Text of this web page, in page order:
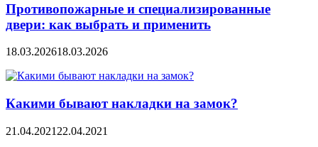
Противопожарные и специализированные
двери: как выбрать и применить
18.03.202618.03.2026
Какими бывают накладки на замок?
21.04.2021 22.04.2021